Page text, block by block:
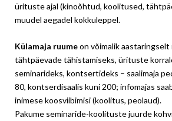
ürituste ajal (kinoõhtud, koolitused,
muudel aegadel kokkuleppel.
Külamaja ruumeon võimalik
tähtpäevade tähistamiseks, ürituste
seminarideks, kontsertideks – saalimaja
80, kontserdisaalis kuni 200; infomajas
inimese koosviibimisi (koolitus, peolaud).
Pakume seminaride-koolituste juurde